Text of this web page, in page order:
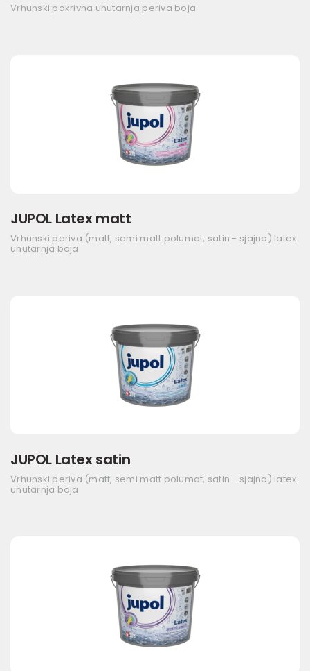
Vrhunski pokrivna unutarnja periva boja
JUPOL Latex matt
Vrhunski periva (matt, semi matt polumat, satin - sjajna) latex
unutarnja boja
JUPOL Latex satin
Vrhunski periva (matt, semi matt polumat, satin - sjajna) latex
unutarnja boja